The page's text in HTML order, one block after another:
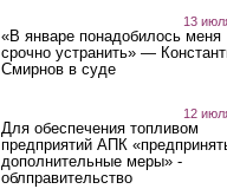
13
«В январе понадобилось меня
срочно устранить» —
Смирнов в суде
12
Для обеспечения топливом
предприятий АПК
дополнительные меры» -
облправительство